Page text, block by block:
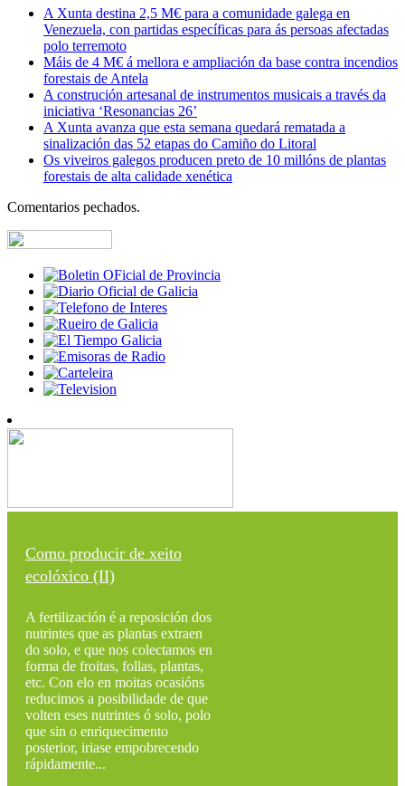
A Xunta destina 2,5 M€ para a comunidade galega en
Venezuela, con partidas específicas para ás persoas afectadas
polo terremoto
Máis de 4 M€ á mellora e ampliación da base contra incendios
forestais de Antela
A construción artesanal de instrumentos musicais a través da
iniciativa ‘Resonancias 26’
A Xunta avanza que esta semana quedará rematada a
sinalización das 52 etapas do Camiño do Litoral
Os viveiros galegos producen preto de 10 millóns de plantas
forestais de alta calidade xenética
Comentarios pechados.
Como producir de xeito
ecolóxico (II)
A fertilización é a reposición dos
nutrintes que as plantas extraen
do solo, e que nos colectamos en
forma de froitas, follas, plantas,
etc. Con elo en moitas ocasións
reducimos a posibilidade de que
volten eses nutrintes ó solo, polo
que sin o enriquecimento
posterior, iriase empobrecendo
rápidamente...